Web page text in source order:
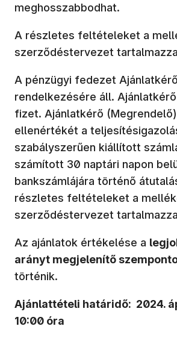
meghosszabbodhat.
A részletes feltételeket a
szerződéstervezet
A pénzügyi fedezet Ajánlatkérő
rendelkezésére áll.
fizet. Ajánlatkérő
ellenértékét a
szabályszerűen kiállított
számított 30 naptári napon
bankszámlájára történő
részletes feltételeket a
szerződéstervezet
Az ajánlatok értékelése a
arányt megjelenítő
történik.
Ajánlattételi határidő: 2024.
10:00 óra